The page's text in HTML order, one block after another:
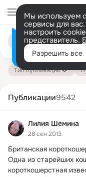
Мы используем
сервисы для
настроить
представитель.
Разрешить все
Поиск
публикациям
Тип публикации
Публикации9542
Лилия Шемина
28 сен 2013
Британская
Одна из старейших
короткошерстная
Информация о
на платформе